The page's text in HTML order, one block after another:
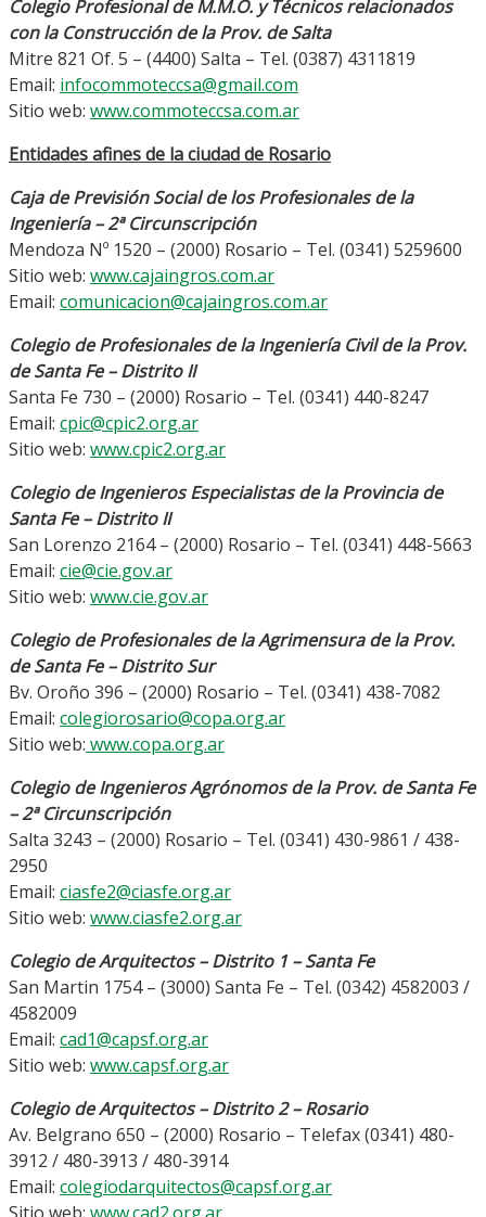
Colegio Profesional de M.M.O. y Técnicos relacionados
con la Construcción de la Prov. de Salta
Mitre 821 Of. 5 – (4400) Salta – Tel. (0387) 4311819
Email: infocommoteccsa@gmail.com
Sitio web: www.commoteccsa.com.ar
Entidades afines de la ciudad de Rosario
Caja de Previsión Social de los Profesionales de la
Ingeniería – 2ª Circunscripción
Mendoza Nº 1520 – (2000) Rosario – Tel. (0341) 5259600
Sitio web: www.cajaingros.com.ar
Email: comunicacion@cajaingros.com.ar
Colegio de Profesionales de la Ingeniería Civil de la Prov.
de Santa Fe – Distrito II
Santa Fe 730 – (2000) Rosario – Tel. (0341) 440-8247
Email: cpic@cpic2.org.ar
Sitio web: www.cpic2.org.ar
Colegio de Ingenieros Especialistas de la Provincia de
Santa Fe – Distrito II
San Lorenzo 2164 – (2000) Rosario – Tel. (0341) 448-5663
Email: cie@cie.gov.ar
Sitio web: www.cie.gov.ar
Colegio de Profesionales de la Agrimensura de la Prov.
de Santa Fe – Distrito Sur
Bv. Oroño 396 – (2000) Rosario – Tel. (0341) 438-7082
Email: colegiorosario@copa.org.ar
Sitio web: www.copa.org.ar
Colegio de Ingenieros Agrónomos de la Prov. de Santa Fe
– 2ª Circunscripción
Salta 3243 – (2000) Rosario – Tel. (0341) 430-9861 / 438-
2950
Email: ciasfe2@ciasfe.org.ar
Sitio web: www.ciasfe2.org.ar
Colegio de Arquitectos – Distrito 1 – Santa Fe
San Martin 1754 – (3000) Santa Fe – Tel. (0342) 4582003 /
4582009
Email: cad1@capsf.org.ar
Sitio web: www.capsf.org.ar
Colegio de Arquitectos – Distrito 2 – Rosario
Av. Belgrano 650 – (2000) Rosario – Telefax (0341) 480-
3912 / 480-3913 / 480-3914
Email: colegiodarquitectos@capsf.org.ar